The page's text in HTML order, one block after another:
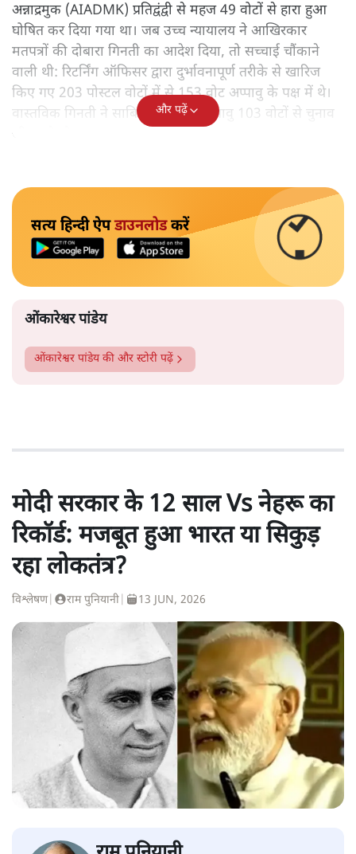
अन्नाद्रमुक (AIADMK) प्रतिद्वंद्वी से महज 49 वोटों से हारा हुआ
घोषित कर दिया गया था। जब उच्च न्यायालय ने आखिरकार
मतपत्रों की दोबारा गिनती का आदेश दिया, तो सच्चाई चौंकाने
वाली थी: रिटर्निंग ऑफिसर द्वारा दुर्भावनापूर्ण तरीके से खारिज
किए गए 203 पोस्टल वोटों में से 153 वोट अप्पावु के पक्ष में थे।
वास्तविक गिनती ने साबित किया कि अप्पावु 103 वोटों से चुनाव
जीत चुके थे।
और पढ़ें
सत्य हिन्दी ऐपडाउनलोडकरें
ओंकारेश्वर पांडेय
ओंकारेश्वर पांडेयकी और स्टोरी पढ़ें
मोदी सरकार के 12 साल Vs नेहरू का
रिकॉर्ड: मजबूत हुआ भारत या सिकुड़
रहा लोकतंत्र?
विश्लेषण| राम पुनियानी 13 JUN, 2026